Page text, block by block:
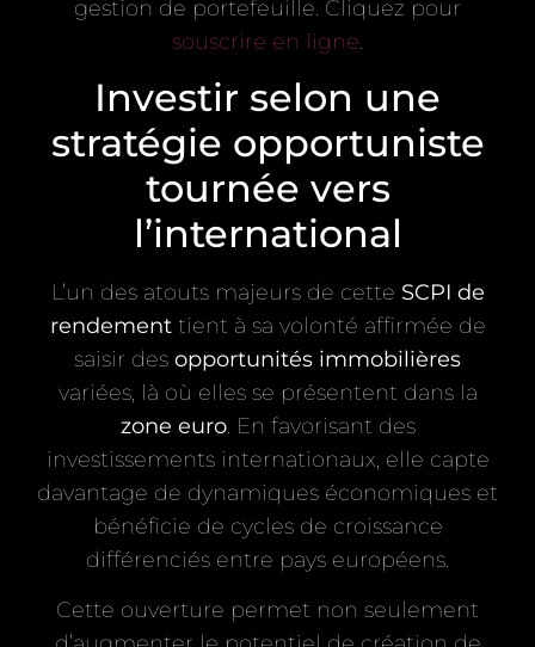
gestion de portefeuille. Cliquez pour
souscrire en ligne.
Investir selon une
stratégie opportuniste
tournée vers
l’international
L’un des atouts majeurs de cette SCPI de
rendementtient à sa volonté affirmée de
saisir des opportunités immobilières
variées, là où elles se présentent dans la
zone euro. En favorisant des
investissements internationaux, elle capte
davantage de dynamiques économiques et
bénéficie de cycles de croissance
différenciés entre pays européens.
Cette ouverture permet non seulement